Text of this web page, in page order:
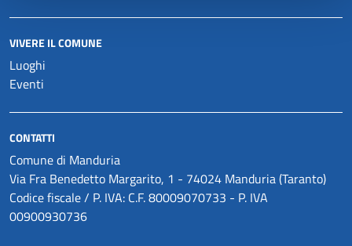
VIVERE IL COMUNE
Luoghi
Eventi
CONTATTI
Comune di Manduria
Via Fra Benedetto Margarito, 1 - 74024 Manduria (Taranto)
Codice fiscale / P. IVA: C.F. 80009070733 - P. IVA
00900930736